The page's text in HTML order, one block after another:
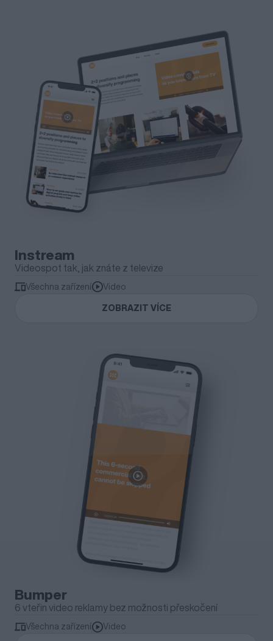
Instream
Videospot tak, jak znáte z televize
Všechna zařízení
Video
ZOBRAZIT VÍCE
Bumper
6 vteřin video reklamy bez možnosti přeskočení
Všechna zařízení
Video